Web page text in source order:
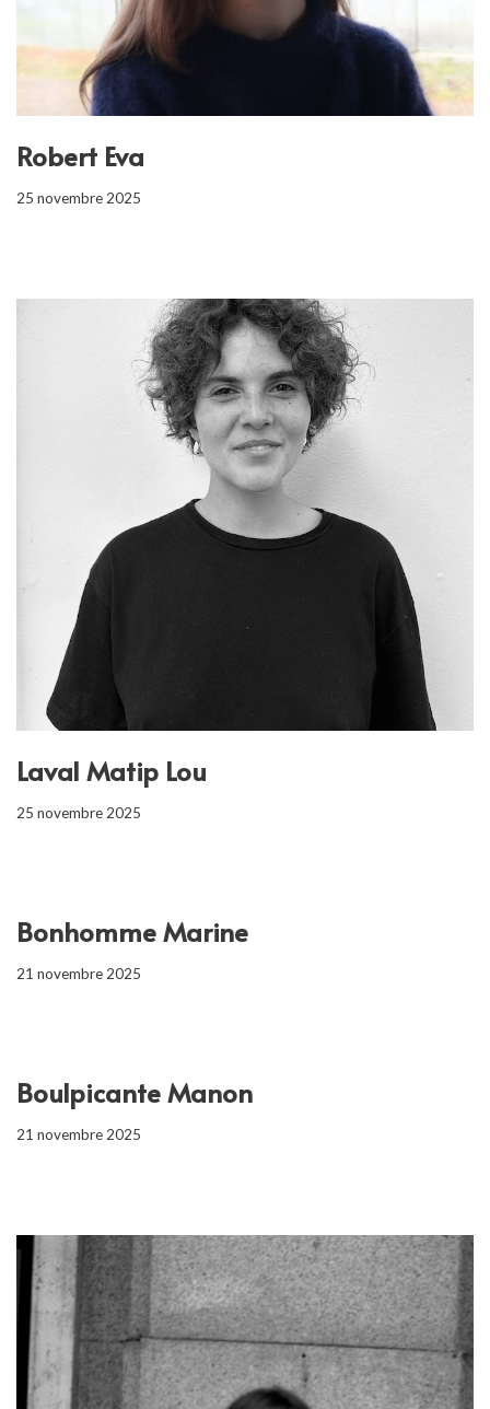
Robert Eva
25 novembre 2025
Laval Matip Lou
25 novembre 2025
Bonhomme Marine
21 novembre 2025
Boulpicante Manon
21 novembre 2025